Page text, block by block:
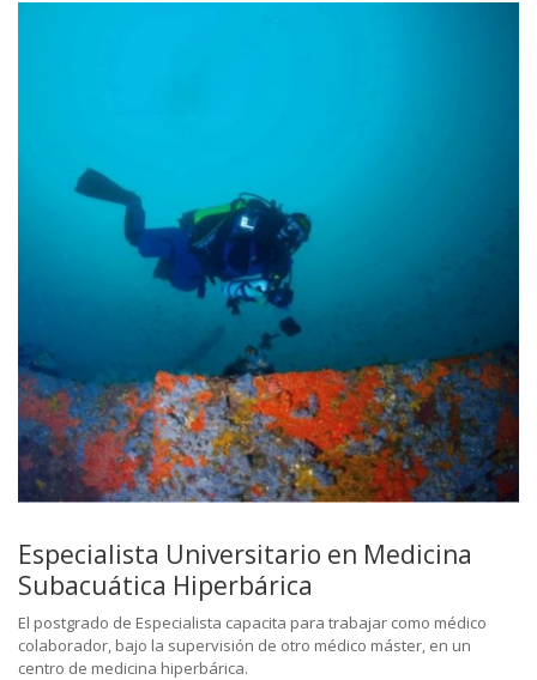
Especialista Universitario en Medicina
Subacuática Hiperbárica
El postgrado de Especialista capacita para trabajar como médico
colaborador, bajo la supervisión de otro médico máster, en un
centro de medicina hiperbárica.